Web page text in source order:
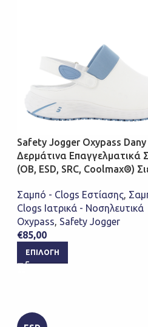
Safety Jogger Oxypass Dany
Δερμάτινα Επαγγελματικά
(OB, ESD, SRC, Coolmax®)
Σαμπό - Clogs Εστίασης,
Clogs Ιατρικά - Νοσηλευτικά
Oxypass, Safety Jogger
€85,00
ΕΠΙΛΟΓΉ